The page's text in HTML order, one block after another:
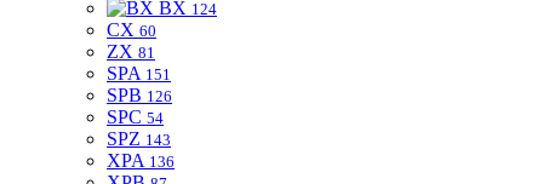
BX 124
CX 60
ZX 81
SPA 151
SPB 126
SPC 54
SPZ 143
XPA 136